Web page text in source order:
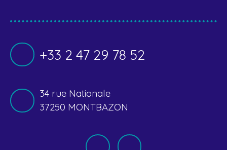
+33 2 47 29 78 52
34 rue Nationale
37250 MONTBAZON